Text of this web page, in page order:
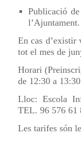
Publicació
l’Ajuntament.
En cas d’existir
tot el mes de
Horari
de 12:30 a
Lloc: Escola
TEL. 96 576 61
Les tarifes són